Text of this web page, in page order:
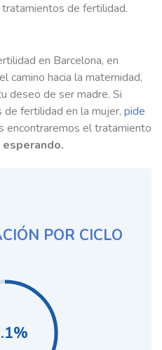
de fertilidad.
en Barcelona, en
camino hacia la maternidad,
deseo de ser madre. Si
de fertilidad en la mujer, pide
encontraremos el tratamiento
POR CICLO